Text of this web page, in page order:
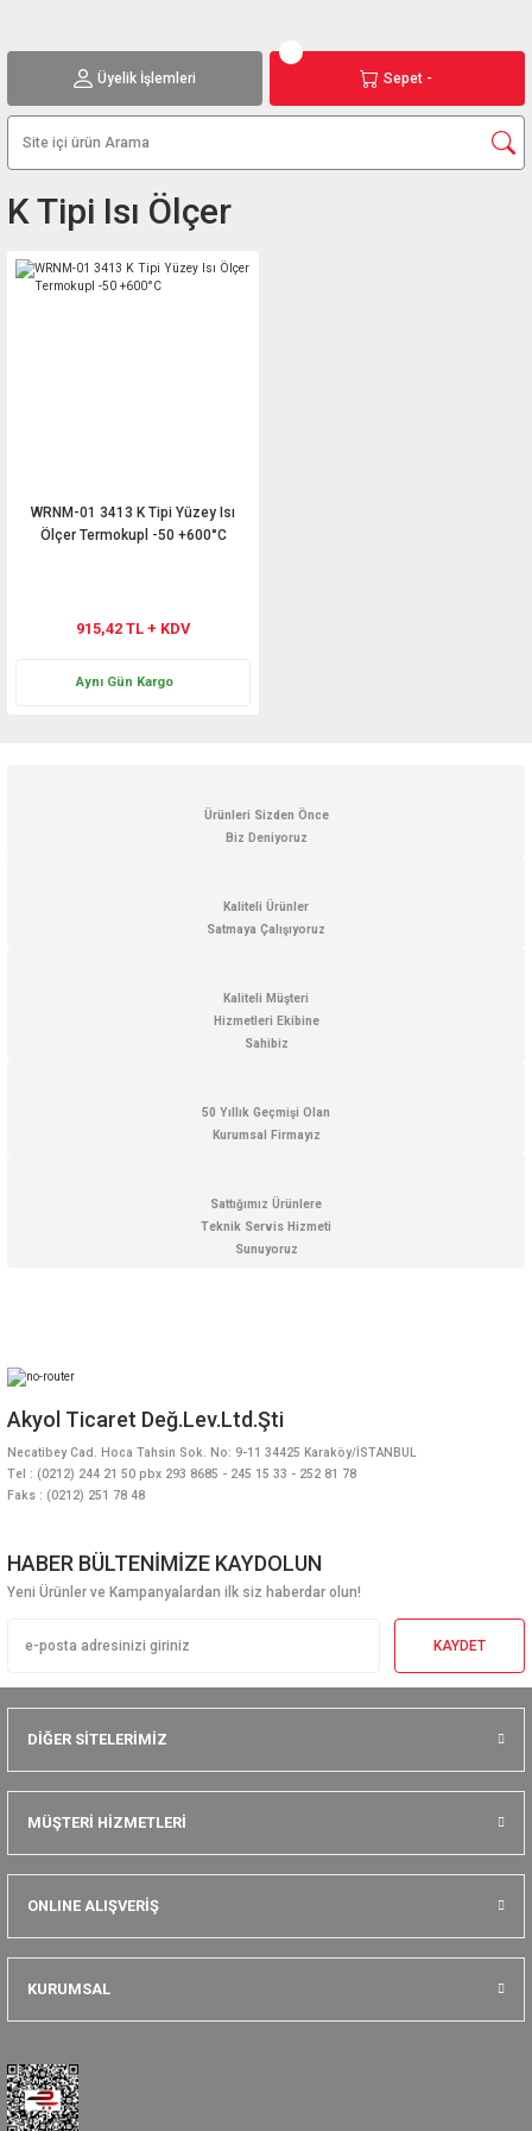
Üyelik İşlemleri Sepet -
K Tipi Isı Ölçer
WRNM-01 3413 K Tipi Yüzey Isı
Ölçer Termokupl -50 +600°C
915,42 TL + KDV
Aynı Gün Kargo
Ürünleri Sizden Önce
Biz Deniyoruz
Kaliteli Ürünler
Satmaya Çalışıyoruz
Kaliteli Müşteri
Hizmetleri Ekibine
Sahibiz
50 Yıllık Geçmişi Olan
Kurumsal Firmayız
Sattığımız Ürünlere
Teknik Servis Hizmeti
Sunuyoruz
Akyol Ticaret Değ.Lev.Ltd.Şti
Necatibey Cad. Hoca Tahsin Sok. No: 9-11 34425 Karaköy/İSTANBUL
Tel : (0212) 244 21 50 pbx 293 8685 - 245 15 33 - 252 81 78
Faks : (0212) 251 78 48
HABER BÜLTENİMİZE KAYDOLUN
Yeni Ürünler ve Kampanyalardan ilk siz haberdar olun!
KAYDET
DİĞER SİTELERİMİZ
MÜŞTERİ HİZMETLERİ
ONLINE ALIŞVERİŞ
KURUMSAL